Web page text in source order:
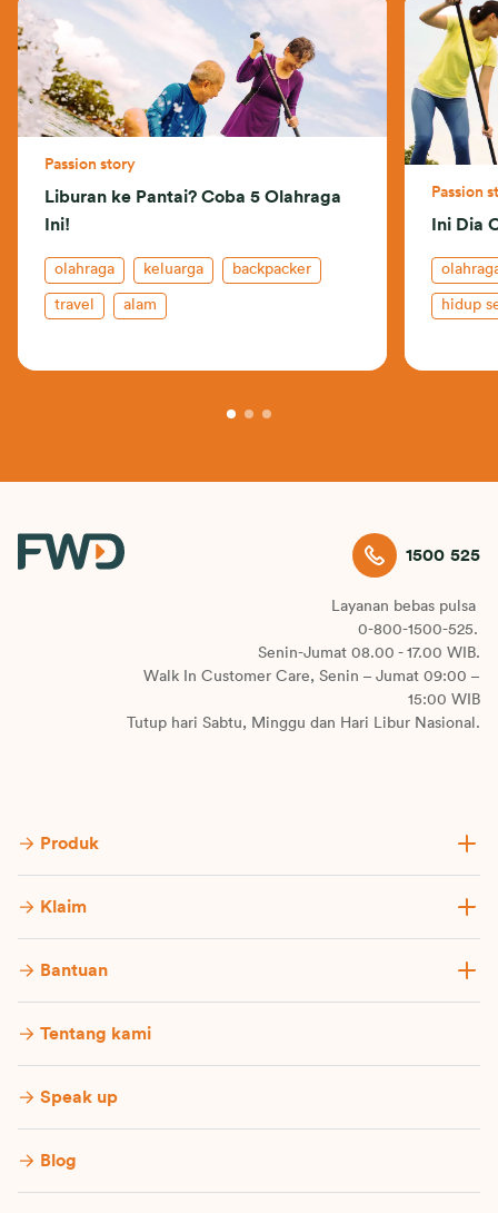
Passion story
Liburan ke Pantai? Coba 5 Olahraga
Ini!
olahraga keluarga backpacker
travel alam
Passion
Ini Dia
hidup
1500 525
Layanan bebas pulsa
0-800-1500-525.
Senin-Jumat 08.00 - 17.00 WIB.
Walk In Customer Care, Senin – Jumat 09:00 –
15:00 WIB
Tutup hari Sabtu, Minggu dan Hari Libur Nasional.
Produk
Klaim
Bantuan
Tentang kami
Speak up
Blog